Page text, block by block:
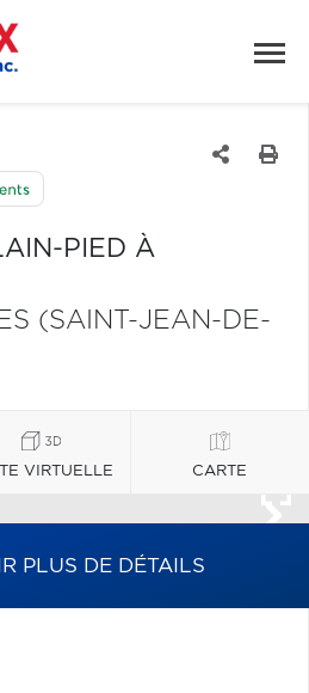
PIED À
(SAINT-JEAN-DE-
VIRTUELLE CARTE
PLUS DE DÉTAILS